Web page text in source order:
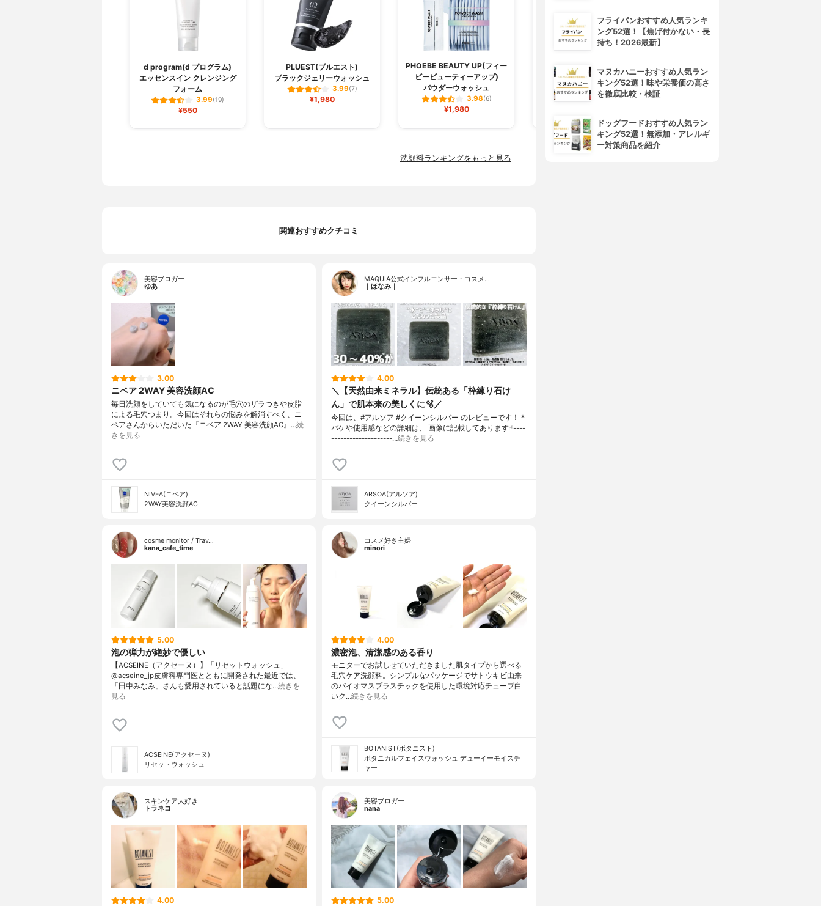
d program(d プログラム)
エッセンスイン クレンジング
フォーム
3.99(19)
¥550
PLUEST(プルエスト)
ブラックジェリーウォッシュ
3.99(7)
¥1,980
PHOEBE BEAUTY UP(フィー
ビービューティーアップ)
パウダーウォッシュ
3.98(6)
¥1,980
PLUEST(プルエスト)
マンナンジェリー ハイドロウ
ォッシュ
3.96(11)
ORBIS(オルビス)
オルビスユー ウォッシュ
洗顔料ランキングをもっと見る
関連おすすめクチコミ
美容ブロガー
ゆあ
3.00
ニベア 2WAY 美容洗顔AC
毎日洗顔をしていても気になるのが毛穴のザラつきや皮脂
による毛穴つまり。今回はそれらの悩みを解消すべく、ニ
ベアさんからいただいた『ニベア 2WAY 美容洗顔AC』…続
きを見る
NIVEA(ニベア)
2WAY美容洗顔AC
MAQUIA公式インフルエンサー・コスメ…
｜ほなみ｜
4.00
＼【天然由来ミネラル】伝統ある「枠練り石け
ん」で肌本来の美しくに🫧／
今回は、#アルソア #クイーンシルバー のレビューです！＊
パケや使用感などの詳細は、 画像に記載してあります☝︎----
--------------------…続きを見る
ARSOA(アルソア)
クイーンシルバー
cosme monitor / Trav…
kana_cafe_time
5.00
泡の弾力が絶妙で優しい
【ACSEINE（アクセーヌ）】「リセットウォッシュ」
@acseine_jp皮膚科専門医とともに開発された最近では、
「田中みなみ」さんも愛用されていると話題にな…続きを
見る
ACSEINE(アクセーヌ)
リセットウォッシュ
コスメ好き主婦
minori
4.00
濃密泡、清潔感のある香り
モニターでお試しせていただきました肌タイプから選べる
毛穴ケア洗顔料。シンプルなパッケージでサトウキビ由来
のバイオマスプラスチックを使用した環境対応チューブ白
いク…続きを見る
BOTANIST(ボタニスト)
ボタニカルフェイスウォッシュ デューイーモイスチ
ャー
スキンケア大好き
トラネコ
4.00
美容ブロガー
nana
5.00
フライパンおすすめ人気ランキ
ング52選！【焦げ付かない・長
持ち！2026最新】
マヌカハニーおすすめ人気ラン
キング52選！味や栄養価の高さ
を徹底比較・検証
ドッグフードおすすめ人気ラン
キング52選！無添加・アレルギ
ー対策商品を紹介